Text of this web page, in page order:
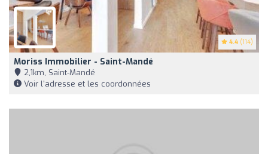
4.4 (114)
Moriss Immobilier - Saint-Mandé
2,1km, Saint-Mandé
Voir l'adresse et les coordonnées